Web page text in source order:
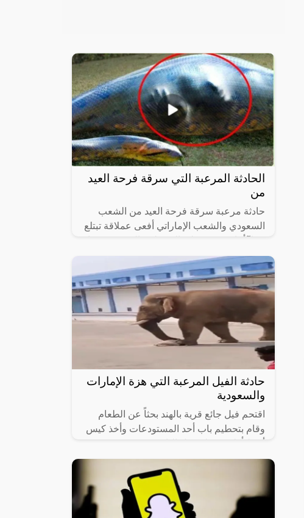
الحادثة المرعبة التي سرقة فرحة العيد
من
حادثة مرعبة سرقة فرحة العيد من الشعب
السعودي والشعب الإماراتي أفعى عملاقة تبتلع
أستقر في أحشائها حدثت مفاجأة، وذلك
حادثة الفيل المرعبة التي هزة الإمارات
والسعودية
اقتحم فيل جائع قرية بالهند بحثاً عن الطعام
وقام بتحطيم باب أحد المستودعات وأخذ كيس